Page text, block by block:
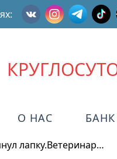
О НАС
лапку.Ветеринар…